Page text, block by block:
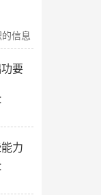
信息
要
力